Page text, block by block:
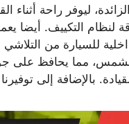
ليوفر راحة أثناء
لنظام التكييف. أيضا
للسيارة من التلاشي
مما يحافظ على
بالإضافة إلى